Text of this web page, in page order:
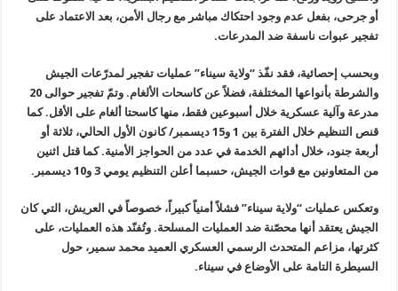
أو جرحى، بفعل عدم وجود احتكاك مباشر مع رجال الأمن، بعد الاعتماد على
تفجير عبوات ناسفة ضد المدرعات.
وبحسب إحصائية، فقد نفّذ “ولاية سيناء” عمليات تفجير لمدرّعات الجيش
والشرطة بأنواعها المختلفة، فضلاً عن كاسحات الألغام. وتمّ تفجير حوالى 20
مدرعة وآلية عسكرية خلال أسبوعين فقط، منها كاسحتا ألغام على الأقل. كما
قنص التنظيم خلال الفترة بين 1 و15 ديسمبر/ كانون الأول الحالي، ثلاثة أو
أربعة جنود، خلال أدائهم الخدمة في عدد من الحواجز الأمنية. كما قتل اثنين
من المتعاونين مع قوات الجيش، حسبما أعلن التنظيم يومي 3 و10 ديسمبر
.
وتعكس عمليات “ولاية سيناء” فشلاً أمنياً كبيراً، خصوصاً في العريش، التي كان
الجيش يعتقد أنها محصّنة ضد العمليات المسلحة. وتُفنّد هذه العمليات، على
كثرتها، مزاعم المتحدث الرسمي العسكري العميد محمد سمير، حول
السيطرة التامة على الأوضاع في سيناء.